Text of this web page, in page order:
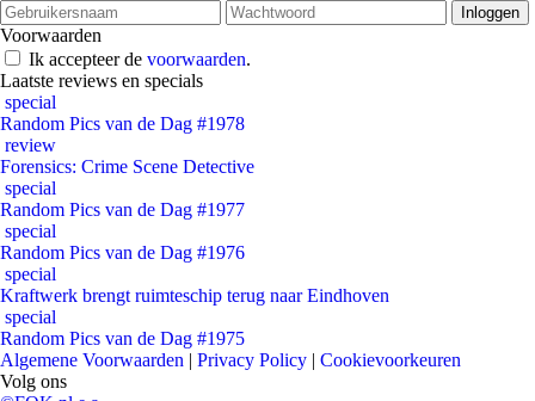
Voorwaarden
Ik accepteer de voorwaarden.
Laatste reviews en specials
special
Random Pics van de Dag #1978
review
Forensics: Crime Scene Detective
special
Random Pics van de Dag #1977
special
Random Pics van de Dag #1976
special
Kraftwerk brengt ruimteschip terug naar Eindhoven
special
Random Pics van de Dag #1975
Algemene Voorwaarden | Privacy Policy | Cookievoorkeuren
Volg ons